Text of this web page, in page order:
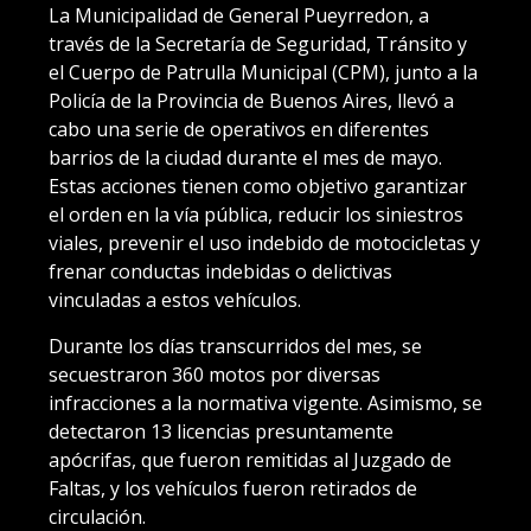
La Municipalidad de General Pueyrredon, a
través de la Secretaría de Seguridad, Tránsito y
el Cuerpo de Patrulla Municipal (CPM), junto a la
Policía de la Provincia de Buenos Aires, llevó a
cabo una serie de operativos en diferentes
barrios de la ciudad durante el mes de mayo.
Estas acciones tienen como objetivo garantizar
el orden en la vía pública, reducir los siniestros
viales, prevenir el uso indebido de motocicletas y
frenar conductas indebidas o delictivas
vinculadas a estos vehículos.
Durante los días transcurridos del mes, se
secuestraron 360 motos por diversas
infracciones a la normativa vigente. Asimismo, se
detectaron 13 licencias presuntamente
apócrifas, que fueron remitidas al Juzgado de
Faltas, y los vehículos fueron retirados de
circulación.